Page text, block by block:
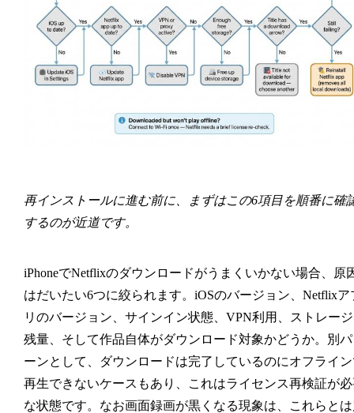
再インストールに進む前に、まずはこの6項目を順番に確
するのが近道です。
iPhoneでNetflixのダウンロードがうまくいかない場合、原
はだいたい6つに絞られます。iOSのバージョン、Netflixア
リのバージョン、サインイン状態、VPN利用、ストレージ
残量、そして作品自体がダウンロード対象かどうか。別
ーンとして、ダウンロードは完了しているのにオフライ
再生できないケースもあり、これはライセンス再検証が
な状態です。なお画面録画が黒くなる現象は、これらと